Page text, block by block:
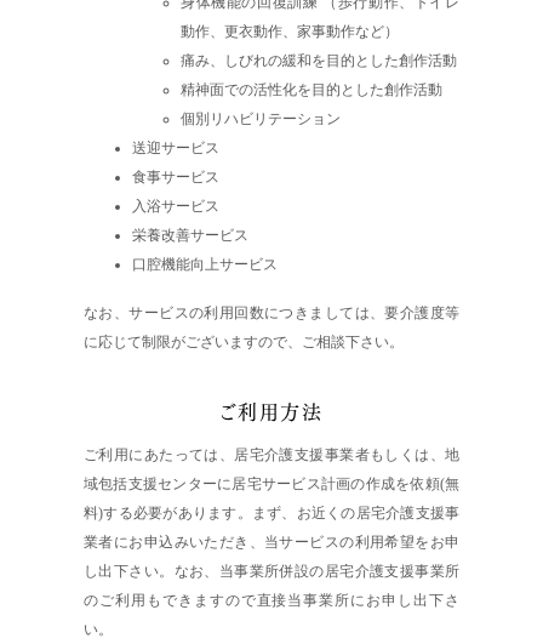
動作、更衣動作、家事動作など）
痛み、しびれの緩和を目的とした創作活動
精神面での活性化を目的とした創作活動
個別リハビリテーション
送迎サービス
食事サービス
入浴サービス
栄養改善サービス
口腔機能向上サービス
なお、サービスの利用回数につきましては、要介護度等
に応じて制限がございますので、ご相談下さい。
ご利用方法
ご利用にあたっては、居宅介護支援事業者もしくは、地
域包括支援センターに居宅サービス計画の作成を依頼(無
料)する必要があります。まず、お近くの居宅介護支援事
業者にお申込みいただき、当サービスの利用希望をお申
し出下さい。なお、当事業所併設の居宅介護支援事業所
のご利用もできますので直接当事業所にお申し出下さ
い。